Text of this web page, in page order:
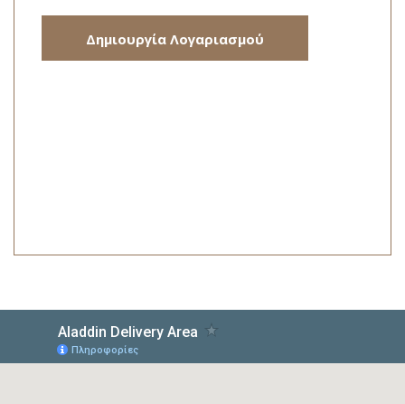
Δημιουργία Λογαριασμού